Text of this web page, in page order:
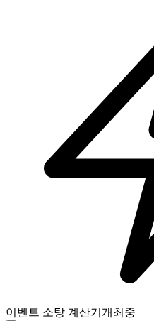
이벤트 소탕 계산기 개최중